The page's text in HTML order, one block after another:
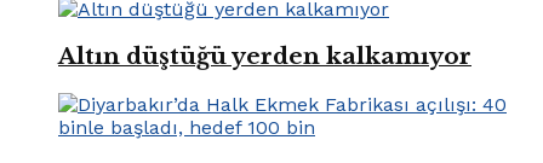
Altın düştüğü yerden kalkamıyor